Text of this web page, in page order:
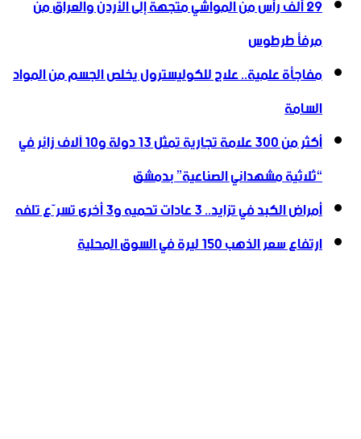
29 ألف رأس من المواشي متجهة إلى الأردن ‏والعراق من
مرفأ طرطوس
مفاجأة علمية.. علاج للكوليسترول يخلص الجسم من المواد
السامة
أكثر من 300 علامة تجارية تمثل 13 دولة و10 آلاف زائر في
“ثلاثية ‏مشهداني الصناعية” بدمشق
أمراض الكبد في تزايد.. 3 عادات تحميه و3 أخرى تسرّع تلفه
ارتفاع سعر الذهب 150 ليرة في السوق المحلية‎